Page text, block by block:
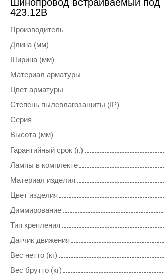
423.12B
Производитель
Длина (мм)
Ширина (мм)
Материал арматуры
Цвет арматуры
Степень пылевлагозащиты (IP)
Серия
Высота (мм)
Гарантийный срок (г.)
Лампы в комплекте
Материал изделия
Цвет изделия
Диммирование
Тип крепления
Датчик движения
Вес нетто (кг)
Вес брутто (кг)